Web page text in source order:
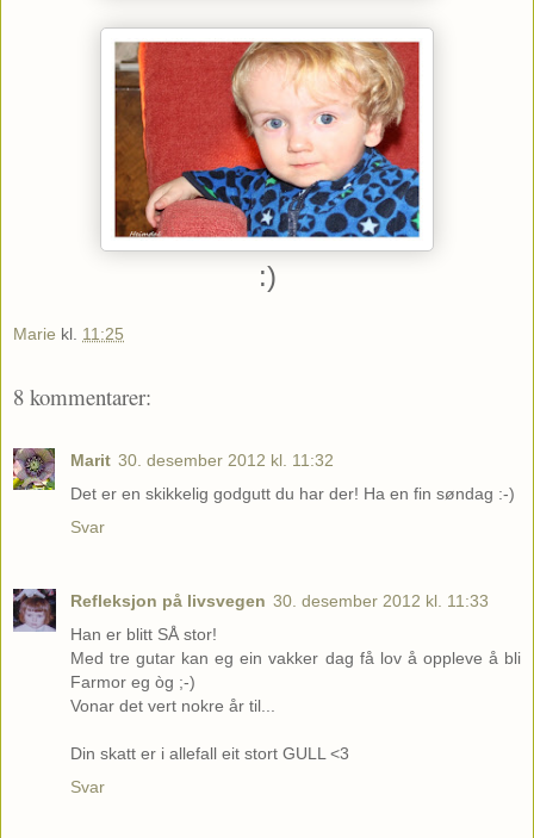
:)
Marie kl. 11:25
8 kommentarer:
Marit 30. desember 2012 kl. 11:32
Det er en skikkelig godgutt du har der! Ha en fin søndag :-)
Svar
Refleksjon på livsvegen 30. desember 2012 kl. 11:33
Han er blitt SÅ stor!
Med tre gutar kan eg ein vakker dag få lov å oppleve å bli
Farmor eg òg ;-)
Vonar det vert nokre år til...
Din skatt er i allefall eit stort GULL <3
Svar